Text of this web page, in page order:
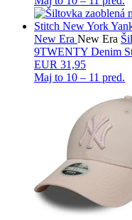
New Era New Era
9TWENTY Denim
EUR 31,95
Maj to 10 – 11 pred.